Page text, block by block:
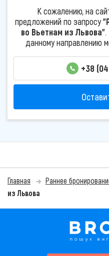
К сожалению, на
предложений по запросу
во Вьетнам из Львова"
данному направлению
+38
Главная Раннее
из Львова